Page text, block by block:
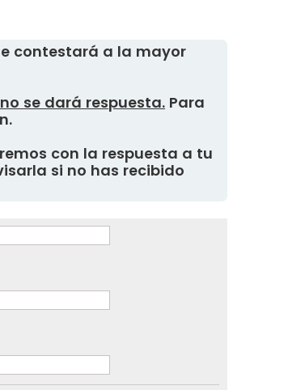
contestará a la mayor
se dará respuesta. Para
con la respuesta a tu
si no has recibido